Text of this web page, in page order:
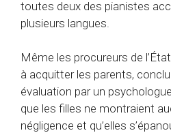
toutes deux des pianistes
plusieurs langues.
Même les procureurs de
à acquitter les parents,
évaluation par un
que les filles ne montraient
négligence et qu’elles